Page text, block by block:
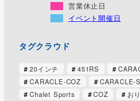
営業休止日
イベント開催日
タグクラウド
20インチ 451RS
CARACLE-COZ
CARACLE-S
Chalet Sports
COZ
お